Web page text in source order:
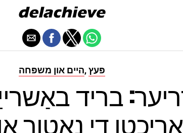
היים און משפּחה, פּעץ